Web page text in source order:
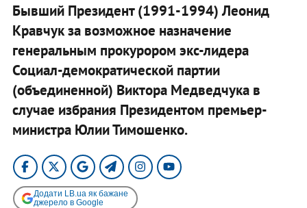
Бывший Президент (1991-1994) Леонид
Кравчук за возможное назначение
генеральным прокурором экс-лидера
Социал-демократической партии
(объединенной) Виктора Медведчука в
случае избрания Президентом премьер-
министра Юлии Тимошенко.
Додати LB.ua як бажане
джерело в Google